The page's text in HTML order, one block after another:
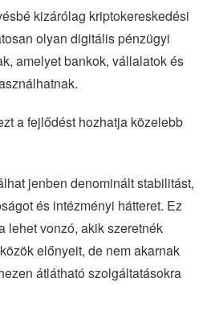
kizárólag kriptokereskedési
olyan digitális pénzügyi
amelyet bankok, vállalatok és
a fejlődést hozhatja közelebb
jenben denominált stabilitást,
és intézményi hátteret. Ez
lehet vonzó, akik szeretnék
előnyeit, de nem akarnak
átlátható szolgáltatásokra